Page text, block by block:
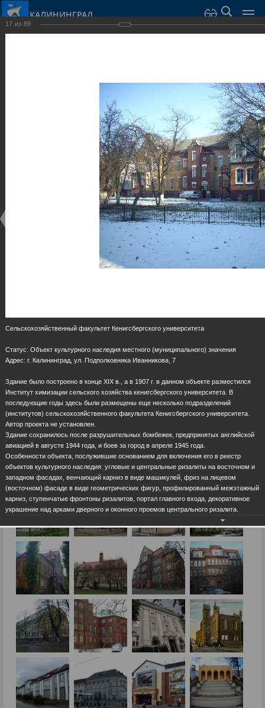
КАЛИНИНГРАД
Общественные здания и сооружения
17 из 89
Сельскохозяйственный факультет Кенигсбергского университета
Статус: Объект культурного наследия местного (муниципального) значения
Адрес: г. Калининград, ул. Подполковника Иванникова, 7
Здание было построено в конце XIX в., а в 1907 г. в данном объекте разместился
Институт химизации сельского хозяйства кенигсбергского университета. В
последующие годы здесь были размещены еще несколько подразделений
(институтов) сельскохозяйственного факультета Кенигсбергского университета.
Автор проекта не установлен.
Здание сохранилось после разрушительных бомбежек, предпринятых английской
авиацией в августе 1944 года, и боев за город в апреле 1945 года.
Особенности объекта, послужившие основанием для включения его в реестр
объектов культурного наследия: угловые и центральные ризалиты на восточном и
западном фасадах, венчающий карниз в виде машикулей, фриз на лицевом
(восточном) фасаде в виде геометрических фигур, профилированный межэтажный
карниз, ступенчатые фронтоны ризалитов, портал главного входа, декоративное
украшение над арками дверного и оконного проемов центрального ризалита.